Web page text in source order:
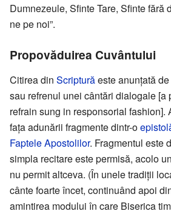
Dumnezeule, Sfinte Tare, Sfinte fără
ne pe noi”.
Propovăduirea Cuvântului
Citirea din Scripturăeste anunțată de
sau refrenul unei cântări dialogale [a
refrain sung in responsorial fashion].
fața adunării fragmente dintr-o
Faptele Apostolilor. Fragmentul este
simpla recitare este permisă, acolo
nu permit altceva. (În unele tradiții
cânte foarte încet, continuând apoi
amintirea modului în care Biserica